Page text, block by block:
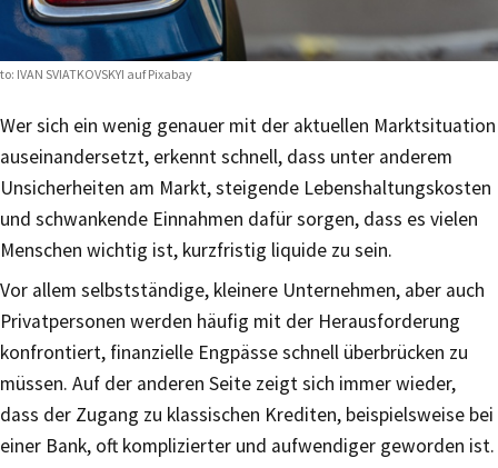
IVAN SVIATKOVSKYI auf Pixabay
Wer sich ein wenig genauer mit der aktuellen Marktsituation
auseinandersetzt, erkennt schnell, dass unter anderem
Unsicherheiten am Markt, steigende Lebenshaltungskosten
und schwankende Einnahmen dafür sorgen, dass es vielen
Menschen wichtig ist, kurzfristig liquide zu sein.
Vor allem selbstständige, kleinere Unternehmen, aber auch
Privatpersonen werden häufig mit der Herausforderung
konfrontiert, finanzielle Engpässe schnell überbrücken zu
müssen. Auf der anderen Seite zeigt sich immer wieder,
dass der Zugang zu klassischen Krediten, beispielsweise bei
einer Bank, oft komplizierter und aufwendiger geworden ist.